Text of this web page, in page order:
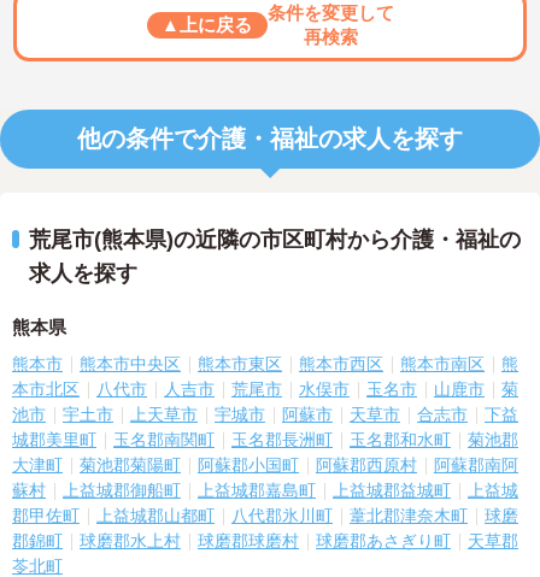
▲上に戻る
条件を変更して
再検索
他の条件で介護・福祉の求人を探す
荒尾市(熊本県)の近隣の市区町村から介護・福祉の
求人を探す
熊本県
熊本市 熊本市中央区 熊本市東区 熊本市西区 熊本市南区
熊
本市北区
八代市 人吉市 荒尾市 水俣市 玉名市 山鹿市
菊
池市
宇土市 上天草市 宇城市 阿蘇市 天草市 合志市
下益
城郡美里町
玉名郡南関町 玉名郡長洲町 玉名郡和水町
菊池郡
大津町
菊池郡菊陽町 阿蘇郡小国町 阿蘇郡西原村
阿蘇郡南阿
蘇村
上益城郡御船町 上益城郡嘉島町 上益城郡益城町
上益城
郡甲佐町
上益城郡山都町 八代郡氷川町 葦北郡津奈木町
球磨
郡錦町
球磨郡水上村 球磨郡球磨村 球磨郡あさぎり町
天草郡
苓北町